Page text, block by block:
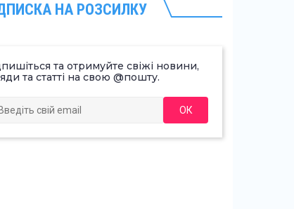
НА РОЗСИЛКУ
та отримуйте свіжі новини,
та статті на свою @пошту.
ОК